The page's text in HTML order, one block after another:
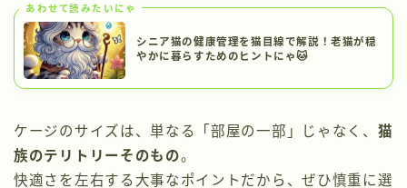
あわせて読みたいにゃ
シニア猫の健康管理を猫目線で解説！老猫が穏
やかに暮らすためのヒントにゃ🐱
ケージのサイズは、単なる「部屋の一部」じゃなく、 猫
族のテリトリーそのもの。
快適さを左右する大事なポイントだから、ぜひ慎重に選